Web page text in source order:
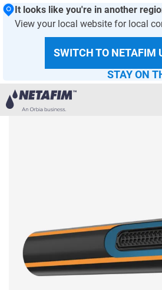
It looks like you're in another
View your local website for local
SWITCH TO NETAFIM
STAY ON
RaqamliQishloq Xojaligi
BarqarorQishloq Xojaligi
ANASAYFA- DAMLA SULAMA
BIZNING MAHSULOT TAVSIYALARIMIZ
DAMLATGICHLAR VA TOMCHILATIB